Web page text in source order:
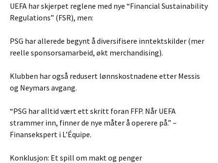
UEFA har skjerpet reglene med nye “Financial Sustainability
Regulations” (FSR), men:
PSG har allerede begynt å diversifisere inntektskilder (mer
reelle sponsorsamarbeid, økt merchandising).
Klubben har også redusert lønnskostnadene etter Messis
og Neymars avgang.
“PSG har alltid vært ett skritt foran FFP. Når UEFA
strammer inn, finner de nye måter å operere på.” –
Finansekspert i L’Équipe.
Konklusjon: Et spill om makt og penger